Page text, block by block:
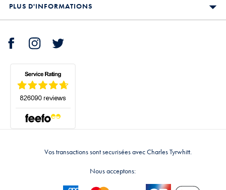
PLUS D'INFORMATIONS
Vos transactions sont securisées avec Charles Tyrwhitt.
Nous acceptons: